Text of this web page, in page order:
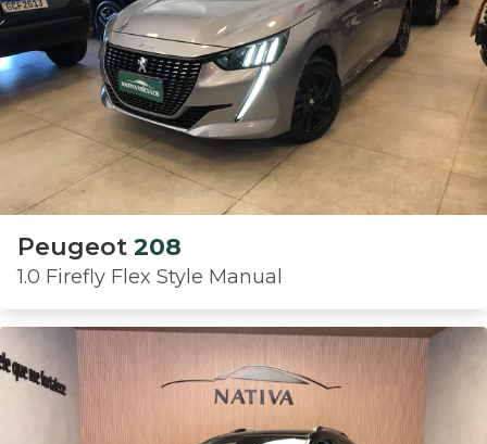
Peugeot 208
1.0 Firefly Flex Style Manual